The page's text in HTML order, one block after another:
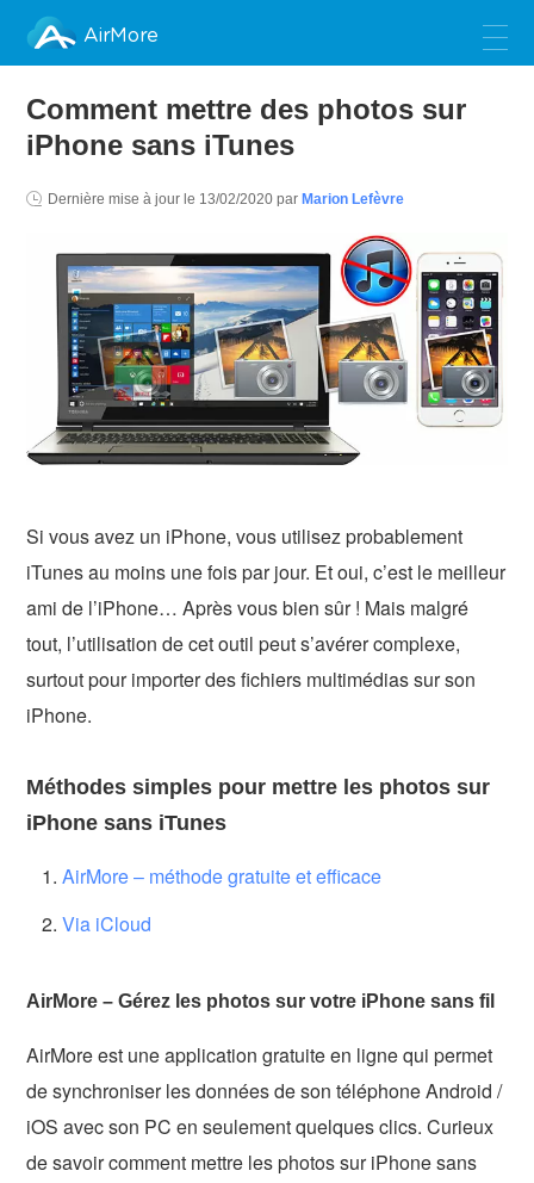
AirMore
Comment mettre des photos sur
iPhone sans iTunes
Dernière mise à jour le 13/02/2020 par Marion Lefèvre
Si vous avez un iPhone, vous utilisez probablement
iTunes au moins une fois par jour. Et oui, c’est le meilleur
ami de l’iPhone… Après vous bien sûr ! Mais malgré
tout, l’utilisation de cet outil peut s’avérer complexe,
surtout pour importer des fichiers multimédias sur son
iPhone.
Méthodes simples pour mettre les photos sur
iPhone sans iTunes
AirMore – méthode gratuite et efficace
Via iCloud
AirMore – Gérez les photos sur votre iPhone sans fil
AirMore est une application gratuite en ligne qui permet
de synchroniser les données de son téléphone Android /
iOS avec son PC en seulement quelques clics. Curieux
de savoir comment mettre les photos sur iPhone sans